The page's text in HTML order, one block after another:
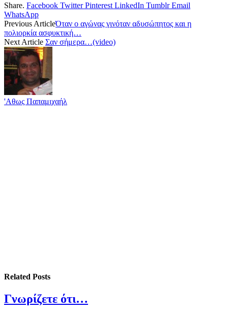
Share. Facebook Twitter Pinterest LinkedIn Tumblr Email
WhatsApp
Previous ArticleΌταν ο αγώνας γινόταν αδυσώπητος και η
πολιορκία ασφυκτική…
Next Article Σαν σήμερα…(video)
'Αθως Παπαμιχαήλ
Related Posts
Γνωρίζετε ότι…